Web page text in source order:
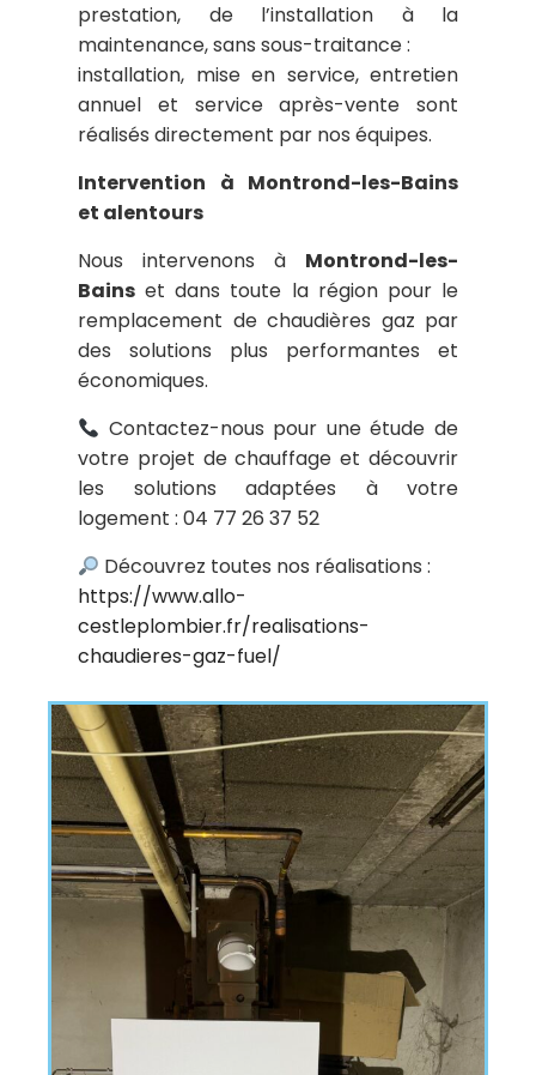
prestation, de l’installation à la
maintenance, sans sous-traitance :
installation, mise en service, entretien
annuel et service après-vente sont
réalisés directement par nos équipes.
Intervention à Montrond-les-Bains
et alentours
Nous intervenons à Montrond-les-
Bains et dans toute la région pour le
remplacement de chaudières gaz par
des solutions plus performantes et
économiques.
Contactez-nous pour une étude de
votre projet de chauffage et découvrir
les solutions adaptées à votre
logement : 04 77 26 37 52
Découvrez toutes nos réalisations :
https://www.allo-
cestleplombier.fr/realisations-
chaudieres-gaz-fuel/